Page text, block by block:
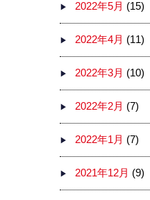
2022年5月 (15)
2022年4月 (11)
2022年3月 (10)
2022年2月 (7)
2022年1月 (7)
2021年12月 (9)